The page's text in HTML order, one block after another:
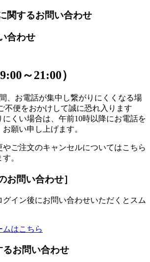
関するお問い合わせ
合わせ
～21:00）
、お電話が集中し繋がりにくくなる場
不便をおかけして誠に恐れ入ります
くい場合は、午前10時以降にお電話を
願い申し上げます。
ご注文のキャンセルについてはこちら
。
お問い合わせ］
イン後にお問い合わせいただくとスム
ムはこちら
お問い合わせ